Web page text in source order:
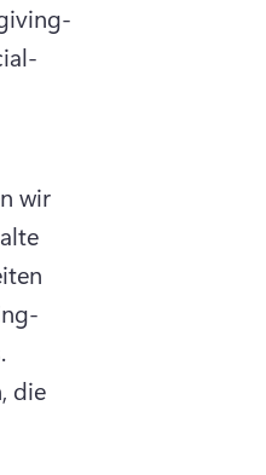
wir
die